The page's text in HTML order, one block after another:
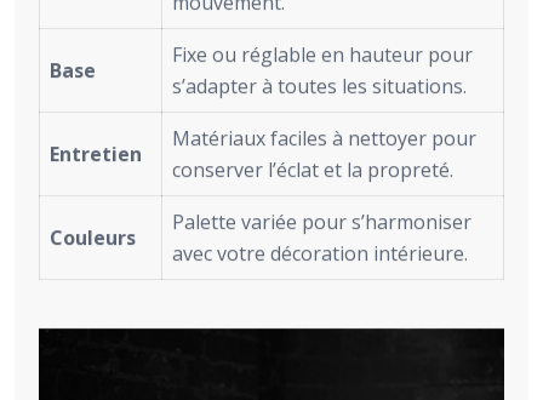
Base
Fixe ou réglable en hauteur pour
s’adapter à toutes les situations.
Entretien
Matériaux faciles à nettoyer pour
conserver l’éclat et la propreté.
Couleurs
Palette variée pour s’harmoniser
avec votre décoration intérieure.